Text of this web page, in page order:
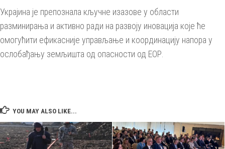
Украјина је препознала кључне изазове у области
разминирања и активно ради на развоју иновација које ће
омогућити ефикасније управљање и координацију напора у
ослобађању земљишта од опасности од ЕОР.
YOU MAY ALSO LIKE...